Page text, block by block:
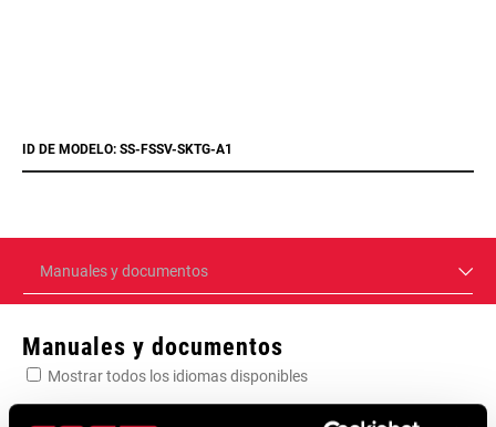
ID DE MODELO: SS-FSSV-SKTG-A1
Manuales y documentos
Manuales y documentos
Mostrar todos los idiomas disponibles